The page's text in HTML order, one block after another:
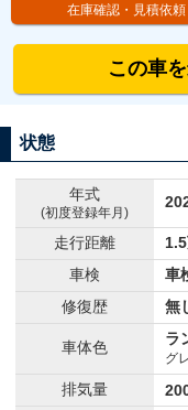
在庫確認・見積依頼
この車
状態
年式
(初度登録年月)
走行距離
車検
車
修復歴
無
車体色 ラ
グ
排気量